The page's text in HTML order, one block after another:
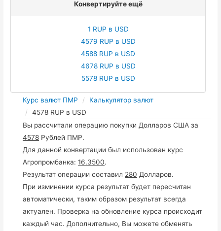
Конвертируйте ещё
1 RUP в USD
4579 RUP в USD
4588 RUP в USD
4678 RUP в USD
5578 RUP в USD
Курс валют ПМР
Калькулятор валют
4578 RUP в USD
Вы рассчитали операцию покупки Долларов США за
4578 Рублей ПМР.
Для данной конвертации был использован курс
Агропромбанка:16.3500.
Результат операции составил 280 Долларов.
При изминении курса результат будет пересчитан
автоматически, таким образом результат всегда
актуален. Проверка на обновление курса происходит
каждый час. Дополнительно, Вы можете обменять